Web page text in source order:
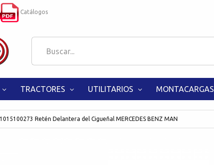
Catálogos
TRACTORES UTILITARIOS MONTACARGAS
Retén Delantera del Cigueñal MERCEDES BENZ MAN